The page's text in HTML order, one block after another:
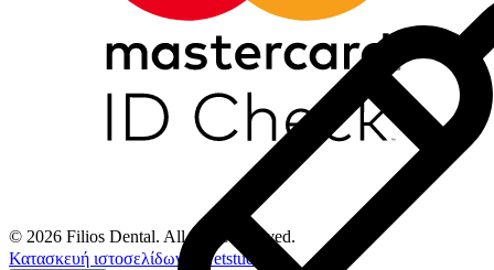
© 2026 Filios Dental. All rights reserved.
Κατασκευή ιστοσελίδων
Netstudio